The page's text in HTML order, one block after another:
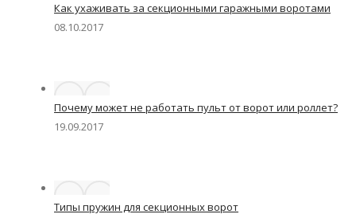
Как ухаживать за секционными гаражными воротами
08.10.2017
Почему может не работать пульт от ворот или роллет?
19.09.2017
Типы пружин для секционных ворот